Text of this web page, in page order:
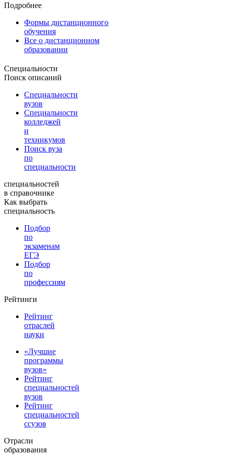
Подробнее
Формы дистанционного
обучения
Все о дистанционном
образовании
Специальности
Поиск описаний
Специальности
вузов
Специальности
колледжей
и
техникумов
Поиск вуза
по
специальности
специальностей
в справочнике
Как выбрать
специальность
Подбор
по
экзаменам
ЕГЭ
Подбор
по
профессиям
Рейтинги
Рейтинг
отраслей
науки
«Лучшие
программы
вузов»
Рейтинг
специальностей
вузов
Рейтинг
специальностей
ссузов
Отрасли
образования